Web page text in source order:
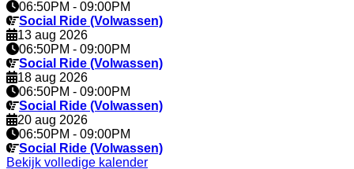
06:50PM - 09:00PM
Social Ride (Volwassen)
13 aug 2026
06:50PM - 09:00PM
Social Ride (Volwassen)
18 aug 2026
06:50PM - 09:00PM
Social Ride (Volwassen)
20 aug 2026
06:50PM - 09:00PM
Social Ride (Volwassen)
Bekijk volledige kalender